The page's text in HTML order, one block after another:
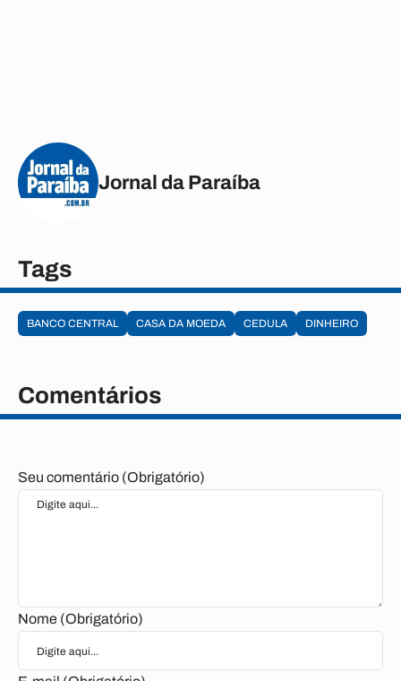
Jornal da Paraíba
Tags
BANCO CENTRAL CASA DA MOEDA CEDULA DINHEIRO
Comentários
Seu comentário (Obrigatório)
Nome (Obrigatório)